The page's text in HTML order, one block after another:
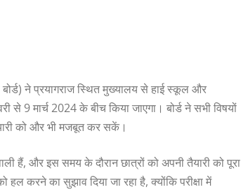
बोर्ड) ने प्रयागराज स्थित मुख्यालय से हाई स्कूल और
से 9 मार्च 2024 के बीच किया जाएगा। बोर्ड ने सभी विषयों
को और भी मजबूत कर सकें।
हैं, और इस समय के दौरान छात्रों को अपनी तैयारी को पूरा
हल करने का सुझाव दिया जा रहा है, क्योंकि परीक्षा में